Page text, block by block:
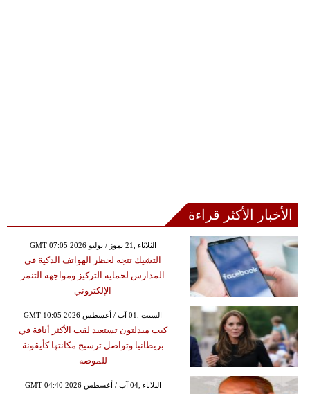
الأخبار الأكثر قراءة
GMT 07:05 2026 الثلاثاء ,21 تموز / يوليو
التشيك تتجه لحظر الهواتف الذكية في
المدارس لحماية التركيز ومواجهة التنمر
الإلكتروني
GMT 10:05 2026 السبت ,01 آب / أغسطس
كيت ميدلتون تستعيد لقب الأكثر أناقة في
بريطانيا وتواصل ترسيخ مكانتها كأيقونة
للموضة
GMT 04:40 2026 الثلاثاء ,04 آب / أغسطس